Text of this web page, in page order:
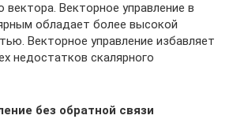
вектора. Векторное управление в
обладает более высокой
Векторное управление избавляет
недостатков скалярного
без обратной связи